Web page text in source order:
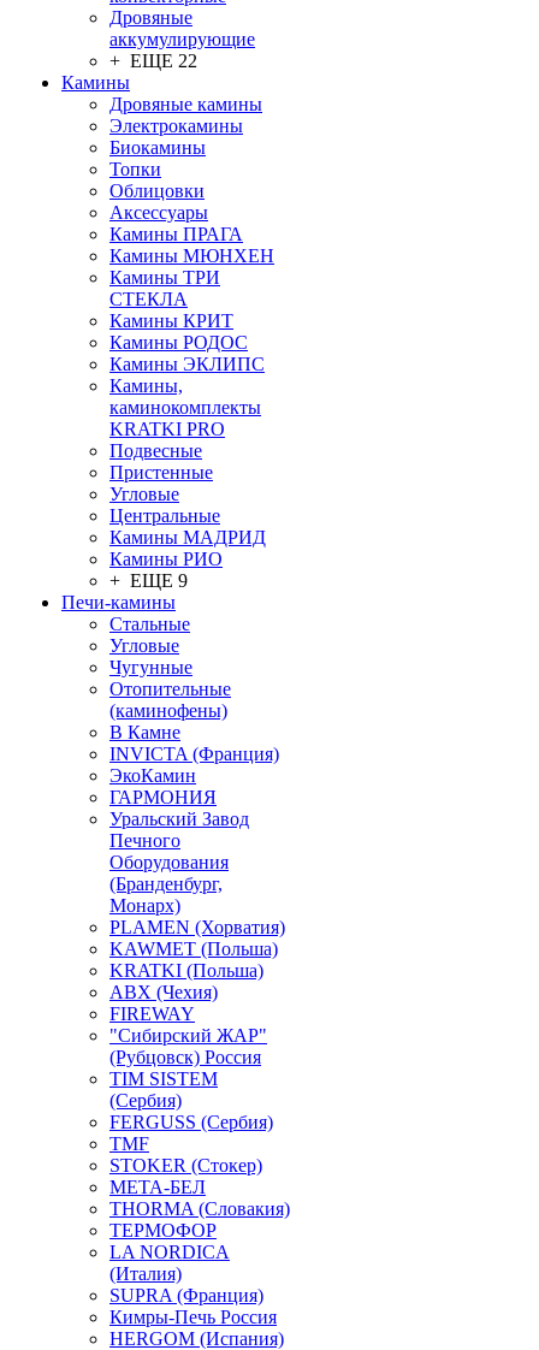
Дровяные
аккумулирующие
+ ЕЩЕ 22
Камины
Дровяные камины
Электрокамины
Биокамины
Топки
Облицовки
Аксессуары
Камины ПРАГА
Камины МЮНХЕН
Камины ТРИ
СТЕКЛА
Камины КРИТ
Камины РОДОС
Камины ЭКЛИПС
Камины,
каминокомплекты
KRATKI PRO
Подвесные
Пристенные
Угловые
Центральные
Камины МАДРИД
Камины РИО
+ ЕЩЕ 9
Печи-камины
Стальные
Угловые
Чугунные
Отопительные
(каминофены)
В Камне
INVICTA (Франция)
ЭкоКамин
ГАРМОНИЯ
Уральский Завод
Печного
Оборудования
(Бранденбург,
Монарх)
PLAMEN (Хорватия)
KAWMET (Польша)
KRATKI (Польша)
ABX (Чехия)
FIREWAY
"Сибирский ЖАР"
(Рубцовск) Россия
TIM SISTEM
(Сербия)
FERGUSS (Сербия)
TMF
STOKER (Стокер)
МЕТА-БЕЛ
THORMA (Словакия)
ТЕРМОФОР
LA NORDICA
(Италия)
SUPRA (Франция)
Кимры-Печь Россия
HERGOM (Испания)